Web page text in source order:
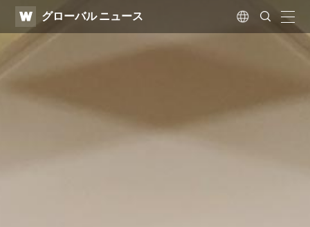
WATVグローバル ニュース Language
Search
Submit